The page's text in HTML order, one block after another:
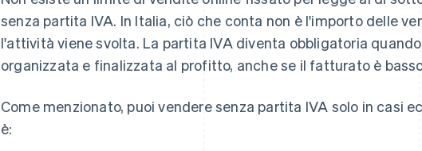
senza partita IVA. In Italia, ciò che conta non è l'importo delle
l'attività viene svolta. La partita IVA diventa obbligatoria
organizzata e finalizzata al profitto, anche se il fatturato è
Come menzionato, puoi vendere senza partita IVA solo in casi
è: